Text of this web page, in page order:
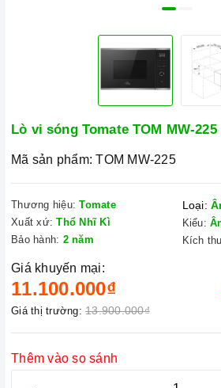
Lò vi sóng Tomate TOM MW-225
Mã sản phẩm: TOM MW-225
Thương hiệu: Tomate
Xuất xứ: Thổ Nhĩ Kì
Bảo hành: 2 năm
Loại:
Kiểu:
Kích
Giá khuyến mại:
11.100.000₫
Giá thị trường: 13.900.000₫
Thêm vào so sánh